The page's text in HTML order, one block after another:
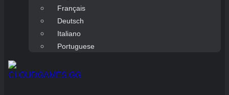
Français
Deutsch
Italiano
Portuguese